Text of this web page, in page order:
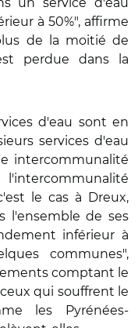
à 50%", affirme
de la moitié de
perdue dans la
d'eau sont en
services d'eau
intercommunalité
le cas à Dreux,
l'ensemble de ses
inférieur à
communes",
comptant le
qui souffrent le
les Pyrénées-